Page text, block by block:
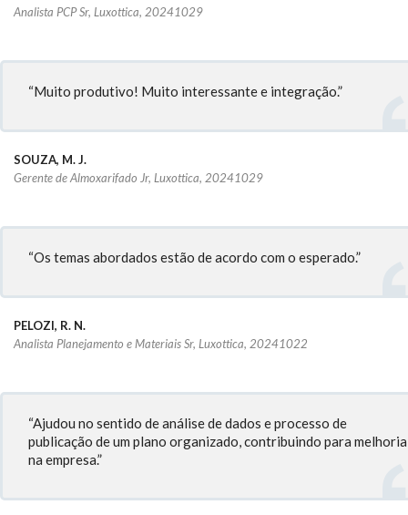
Analista PCP Sr, Luxottica, 20241029
“Muito produtivo! Muito interessante e integração.”
SOUZA, M. J.
Gerente de Almoxarifado Jr, Luxottica, 20241029
“Os temas abordados estão de acordo com o esperado.”
PELOZI, R. N.
Analista Planejamento e Materiais Sr, Luxottica, 20241022
“Ajudou no sentido de análise de dados e processo de
publicação de um plano organizado, contribuindo para melhoria
na empresa.”